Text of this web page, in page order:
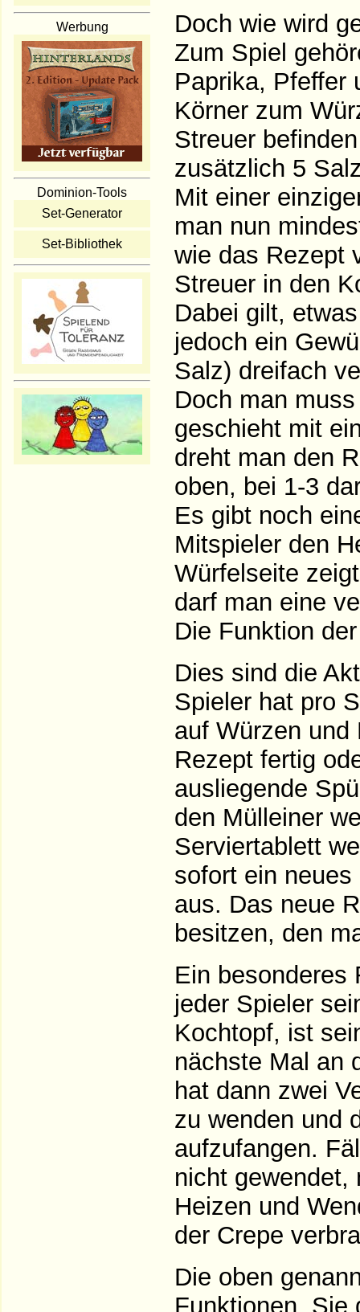
Werbung
Dominion-Tools
Set-Generator
Set-Bibliothek
Doch wie wird
Zum Spiel
Paprika, Pfeffer
Körner zum
Streuer
zusätzlich 5
Mit einer
man nun
wie das Rezept
Streuer in den
Dabei gilt,
jedoch ein
Salz) dreifach
Doch man
geschieht mit
dreht man den
oben, bei 1-3
Es gibt noch
Mitspieler den
Würfelseite
darf man eine
Die Funktion
Dies sind die
Spieler hat pro
auf Würzen
Rezept fertig
ausliegende
den Mülleiner
Serviertablett
sofort ein
aus. Das neue
besitzen, den
Ein besonderes
jeder Spieler
Kochtopf, ist
nächste Mal an
hat dann zwei
zu wenden und
aufzufangen.
nicht gewendet,
Heizen und
der Crepe
Die oben
Funktionen. Sie